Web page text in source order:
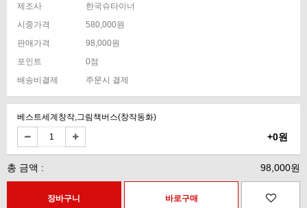
제조사
한국슈타이너
시중가격
580,000원
판매가격
98,000원
포인트
0점
배송비결제
주문시 결제
베스트세계창작,그림책버스(창작동화)
+0원
총 금액 : 98,000원